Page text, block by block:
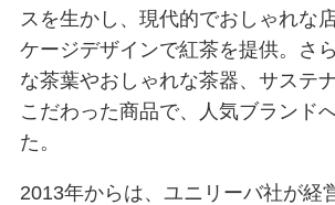
スを生かし、現代的でおしゃれな
ケージデザインで紅茶を提供。さ
な茶葉やおしゃれな茶器、サステ
こだわった商品で、人気ブランド
た。
2013年からは、ユニリーバ社が経